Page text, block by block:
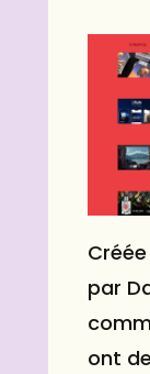
par
ont